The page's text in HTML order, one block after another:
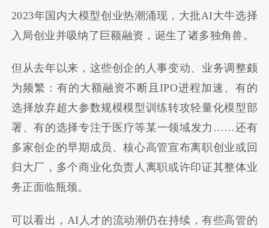
2023年国内大模型创业热潮涌现，大批AI大牛选择
入局创业并吸纳了巨额融资，诞生了诸多独角兽。
但从去年以来，这些创企的人事变动、业务调整颇
为频繁：有的大额融资不断且IPO进程加速、有的
选择放弃超大参数规模模型训练转攻轻量化模型部
署、有的选择专注于医疗等某一领域发力……还有
多家创企的早期成员、核心高管宣布离职创业或回
归大厂，多个商业化负责人离职或许印证其整体业
务正面临瓶颈。
可以看出，AI人才的流动潮仍在持续，有些高管的